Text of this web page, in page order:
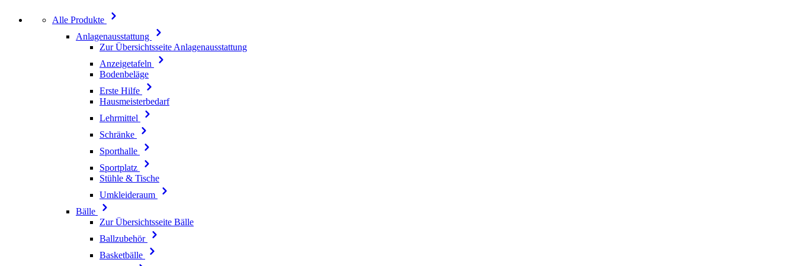
Alle Produkte
Anlagenausstattung
Zur Übersichtsseite Anlagenausstattung
Anzeigetafeln
Bodenbeläge
Erste Hilfe
Hausmeisterbedarf
Lehrmittel
Schränke
Sporthalle
Sportplatz
Stühle & Tische
Umkleideraum
Bälle
Zur Übersichtsseite Bälle
Ballzubehör
Basketbälle